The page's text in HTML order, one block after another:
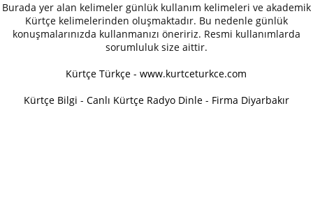
Burada yer alan kelimeler günlük kullanım kelimeleri ve akademik
Kürtçe kelimelerinden oluşmaktadır. Bu nedenle günlük
konuşmalarınızda kullanmanızı öneririz. Resmi kullanımlarda
sorumluluk size aittir.
Kürtçe Türkçe - www.kurtceturkce.com
Kürtçe Bilgi - Canlı Kürtçe Radyo Dinle - Firma Diyarbakır